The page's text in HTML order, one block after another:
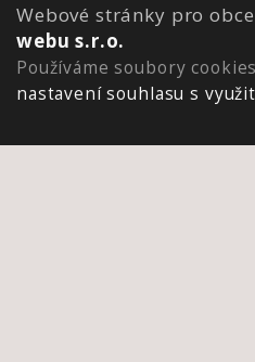
Webové stránky pro
webu s.r.o.
Používáme soubory
nastavení souhlasu s